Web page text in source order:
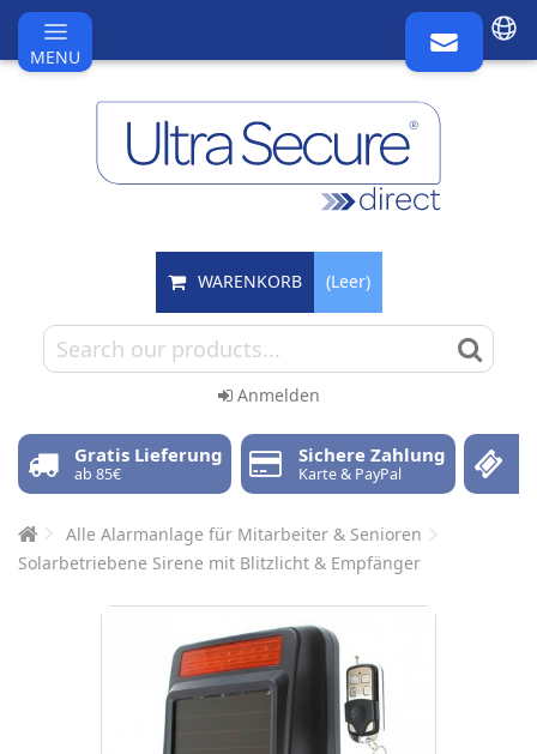
MENU
WARENKORB (Leer)
Anmelden
Gratis Lieferung
ab 85€
Sichere Zahlung
Karte & PayPal
Alle Alarmanlage für Mitarbeiter & Senioren
Solarbetriebene Sirene mit Blitzlicht & Empfänger